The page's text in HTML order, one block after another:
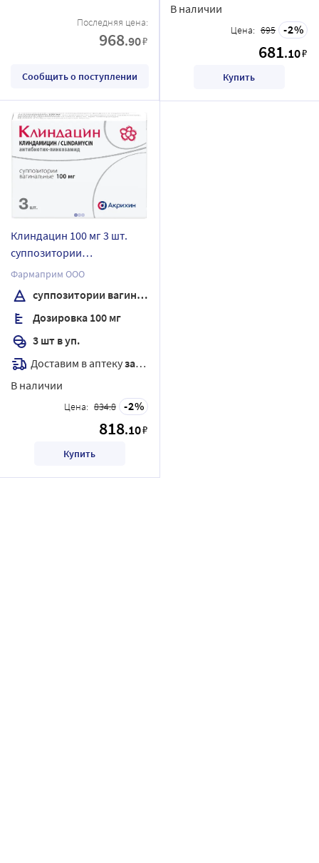
Последняя цена:
968.90₽
Сообщить о поступлении
В наличии
Цена: 695 2
681.10₽
Купить
Клиндацин 100 мг 3 шт.
суппозитории
вагинальные
Фармаприм ООО
суппозитории вагинальные
Дозировка 100 мг
3 шт в уп.
Доставим в аптекузавтра
В наличии
Цена: 834.8 2
818.10₽
Купить